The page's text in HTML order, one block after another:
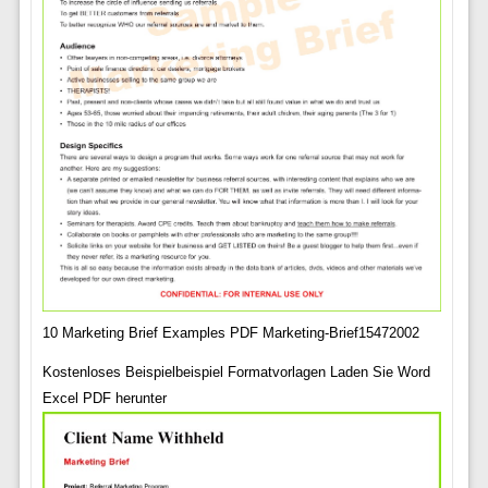
10 Marketing Brief Examples PDF Marketing-Brief15472002
Kostenloses Beispielbeispiel Formatvorlagen Laden Sie Word
Excel PDF herunter